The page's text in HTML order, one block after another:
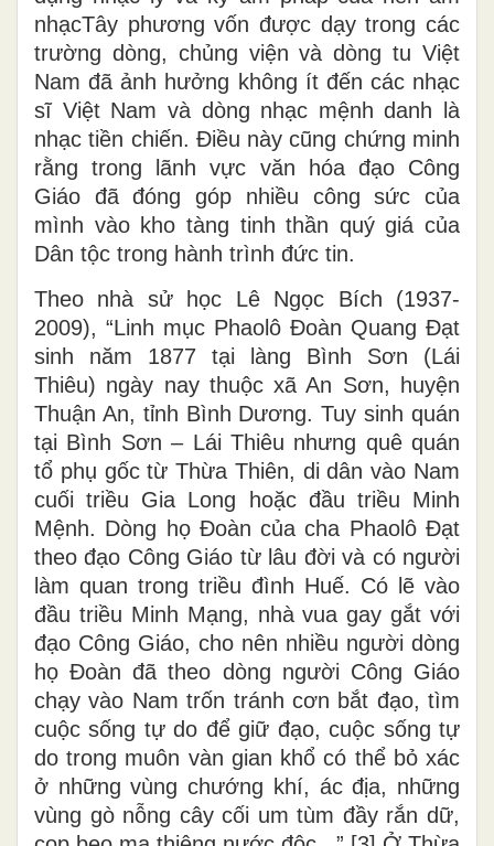
nhạcTây phương vốn được dạy trong các
trường dòng, chủng viện và dòng tu Việt
Nam đã ảnh hưởng không ít đến các nhạc
sĩ Việt Nam và dòng nhạc mệnh danh là
nhạc tiền chiến. Điều này cũng chứng minh
rằng trong lãnh vực văn hóa đạo Công
Giáo đã đóng góp nhiều công sức của
mình vào kho tàng tinh thần quý giá của
Dân tộc trong hành trình đức tin.
Theo nhà sử học Lê Ngọc Bích (1937-
2009), “Linh mục Phaolô Đoàn Quang Đạt
sinh năm 1877 tại làng Bình Sơn (Lái
Thiêu) ngày nay thuộc xã An Sơn, huyện
Thuận An, tỉnh Bình Dương. Tuy sinh quán
tại Bình Sơn – Lái Thiêu nhưng quê quán
tổ phụ gốc từ Thừa Thiên, di dân vào Nam
cuối triều Gia Long hoặc đầu triều Minh
Mệnh. Dòng họ Đoàn của cha Phaolô Đạt
theo đạo Công Giáo từ lâu đời và có người
làm quan trong triều đình Huế. Có lẽ vào
đầu triều Minh Mạng, nhà vua gay gắt với
đạo Công Giáo, cho nên nhiều người dòng
họ Đoàn đã theo dòng người Công Giáo
chạy vào Nam trốn tránh cơn bắt đạo, tìm
cuộc sống tự do để giữ đạo, cuộc sống tự
do trong muôn vàn gian khổ có thể bỏ xác
ở những vùng chướng khí, ác địa, những
vùng gò nỗng cây cối um tùm đầy rắn dữ,